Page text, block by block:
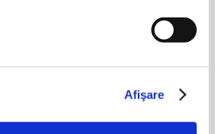
Afişare